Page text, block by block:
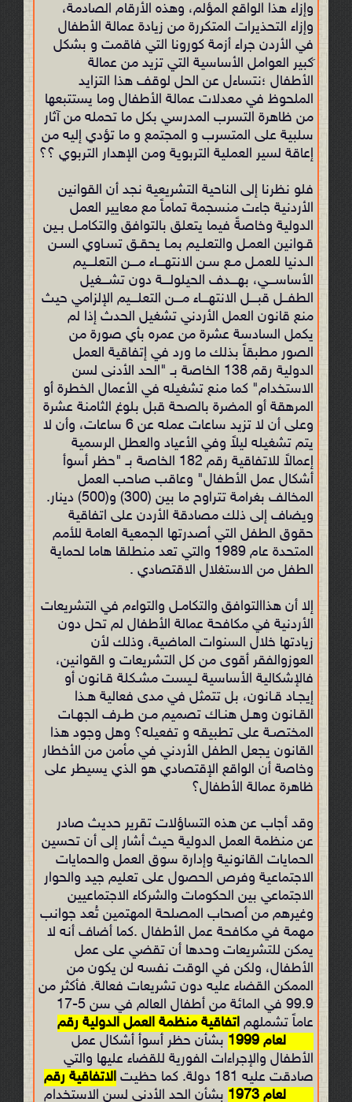
وإزاء هذا الواقع المؤلم، وهذه الأرقام الصادمة،
وإزاء التحذيرات المتكررة من زيادة عمالة الأطفال
في الأردن جراء أزمة كورونا التي فاقمت و بشكل
َكبير العوامل الأساسية التي تزيد من عمالة
الأطفال ؛نتساءل عن الحل لوقف هذا التزايد
الملحوظ في معدلات عمالة الأطفال وما يستتبعها
من ظاهرة التسرب المدرسي بكل ما تحمله من آثار
سلبية على المتسرب و المجتمع و ما تؤدي إليه من
إعاقة لسير العملية التربوية ومن الإهدار التربوي ؟؟
فلو نظرنا إلى الناحية التشريعية نجد أن القوانين
الأردنية جاءت منسجمة تماماً مع معايير العمل
الدولية وخاصةً فيما يتعلق بالتوافق والتكامـل بـین
قـوانین العمـل والتعلـیم بمـا یحقـق تسـاوي السـن
الـدنیا للعمـل مـع سـن الانتهـــاء مـــن التعلـــیم
الأساســـي، بهـــدف الحیلولـــة دون تشـــغیل
الطفــل قبـــل الانتهـــاء مـــن التعلـــیم الإلزامي حيث
منع قانون العمل الأردني تشغيل الحدث إذا لم
يكمل السادسة عشرة من عمره بأي صورة من
الصور مطبقاً بذلك ما ورد في إتفاقية العمل
الدولية رقم 138 الخاصة بـ "الحد الأدنى لسن
الاستخدام" كما منع تشغيله في الأعمال الخطرة أو
المرهقة أو المضرة بالصحة قبل بلوغ الثامنة عشرة
وعلى أن لا تزيد ساعات عمله عن 6 ساعات، وأن لا
يتم تشغيله ليلاً وفي الأعياد والعطل الرسمية
إعمالاً للاتفاقية رقم 182 الخاصة بـ "حظر أسوأ
أشكال عمل الأطفال" وعاقب صاحب العمل
المخالف بغرامة تتراوح ما بين (300) و(500) دينار.
ويضاف إلى ذلك مصادقة الأردن على اتفاقية
حقوق الطفل التي أصدرتها الجمعية العامة للأمم
المتحدة عام 1989 والتي تعد منطلقا هاما لحماية
الطفل من الاستغلال الاقتصادي .
إلا أن هذاالتوافق والتكامـل والتواءم في التشريعات
الأردنية في مكافحة عمالة الأطفال لم تحل دون
زيادتها خلال السنوات الماضية، وذلك لأن
العوزوالفقر أقوى من كل التشريعات و القوانين،
فالإشكالية الأساسية لـیست مشـكلة قـانون أو
إیجـاد قـانون، بل تتمثل في مدى فعالية هـذا
القـانون وهـل هنـاك تصميم مـن طـرف الجهـات
المختصـة على تطبیقه و تفعيله؟ وهل وجود هذا
القانون یجعل الطفل الأردني في مأمن من الأخطار
وخاصة أن الواقع الإقتصادي هو الذي يسيطر على
ظاهرة عمالة الأطفال؟
وقد أجاب عن هذه التساؤلات تقرير حديث صادر
عن منظمة العمل الدولية حيث أشار إلى أن تحسين
الحمايات القانونية وإدارة سوق العمل والحمايات
الاجتماعية وفرص الحصول على تعليم جيد والحوار
الاجتماعي بين الحكومات والشركاء الاجتماعيين
وغيرهم من أصحاب المصلحة المهتمين تُعد جوانب
مهمة في مكافحة عمل الأطفال .كما أضاف أنه لا
يمكن للتشريعات وحدها أن تقضي على عمل
الأطفال، ولكن في الوقت نفسه لن يكون من
الممكن القضاء عليه دون تشريعات فعالة. فأكثر من
99.9 في المائة من أطفال العالم في سن 5-17
عاماً تشملهم اتفاقية منظمة العمل الدولية رقم
بشأن حظر أسوأ أشكال عمل
الأطفال والإجراءات الفورية للقضاء عليها والتي
صادقت عليه 181 دولة. كما حظيت
الاتفاقية رقم
بشأن الحد الأدنى لسن الاستخدام